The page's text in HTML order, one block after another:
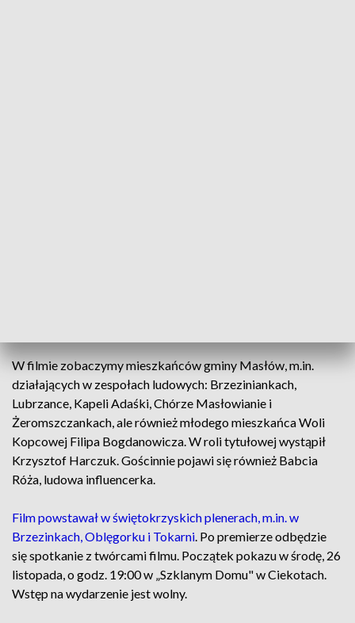
W filmie zobaczymy mieszkańców gminy Masłów, m.in.
działających w zespołach ludowych: Brzeziniankach,
Lubrzance, Kapeli Adaśki, Chórze Masłowianie i
Żeromszczankach, ale również młodego mieszkańca Woli
Kopcowej Filipa Bogdanowicza. W roli tytułowej wystąpił
Krzysztof Harczuk. Gościnnie pojawi się również Babcia
Róża, ludowa influencerka.
Film powstawał w świętokrzyskich plenerach, m.in. w
Brzezinkach, Oblęgorku i Tokarni. Po premierze odbędzie
się spotkanie z twórcami filmu. Początek pokazu w środę, 26
listopada, o godz. 19:00 w „Szklanym Domu" w Ciekotach.
Wstęp na wydarzenie jest wolny.